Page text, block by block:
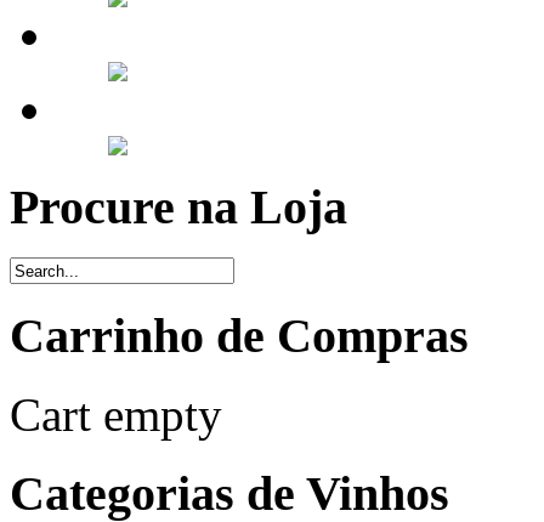
Procure na Loja
Carrinho de Compras
Cart empty
Categorias de Vinhos